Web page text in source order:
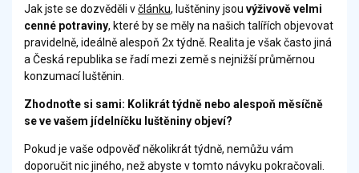
Jak jste se dozvěděli včlánku, luštěniny jsou výživově velmi
cenné potraviny, které by se měly na našich talířích objevovat
pravidelně, ideálně alespoň 2x týdně. Realita je však často jiná
a Česká republika se řadí mezi země s nejnižší průměrnou
konzumací luštěnin.
Zhodnoťte si sami: Kolikrát týdně nebo alespoň měsíčně
se ve vašem jídelníčku luštěniny objeví?
Pokud je vaše odpověď několikrát týdně, nemůžu vám
doporučit nic jiného, než abyste v tomto návyku pokračovali.